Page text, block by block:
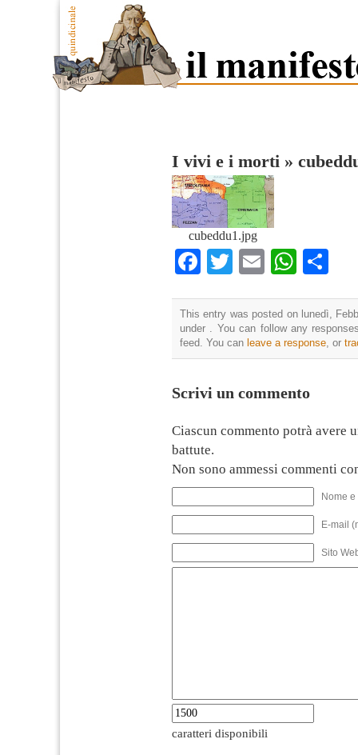
I vivi e i morti »
cubeddu1.jpg
Facebook
TwitterEmail
This entry was posted on lunedì,
under . You can follow any
feed. You can leave a response, or
Scrivi un commento
Ciascun commento potrà avere
battute.
Non sono ammessi commenti
Nome
E-mail
Sito
caratteri disponibili